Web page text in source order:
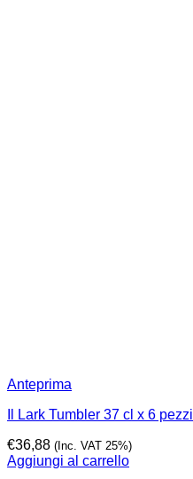
Anteprima
Il Lark Tumbler 37 cl x 6 pezzi
€36,88 (Inc. VAT 25%)
Aggiungi al carrello